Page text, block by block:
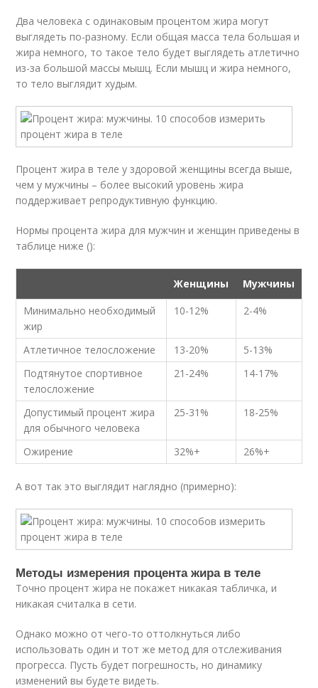
Два человека с одинаковым процентом жира могут
выглядеть по-разному. Если общая масса тела большая и
жира немного, то такое тело будет выглядеть атлетично
из-за большой массы мышц. Если мышц и жира немного,
то тело выглядит худым.
Процент жира в теле у здоровой женщины всегда выше,
чем у мужчины – более высокий уровень жира
поддерживает репродуктивную функцию.
Нормы процента жира для мужчин и женщин приведены в
таблице ниже ():
Женщины
Мужчины
Минимально необходимый
жир
10-12% 2-4%
Атлетичное телосложение 13-20%
5-13%
Подтянутое спортивное
телосложение
21-24% 14-17%
Допустимый процент жира
для обычного человека
25-31% 18-25%
Ожирение 32%+ 26%+
А вот так это выглядит наглядно (примерно):
Методы измерения процента жира в теле
Точно процент жира не покажет никакая табличка, и
никакая считалка в сети.
Однако можно от чего-то оттолкнуться либо
использовать один и тот же метод для отслеживания
прогресса. Пусть будет погрешность, но динамику
изменений вы будете видеть.